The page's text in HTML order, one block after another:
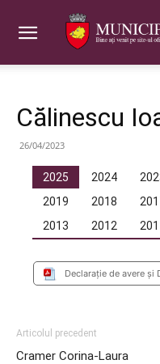
Călinescu
26/04/2023
2025 2024
2019
2018
2013
2012
Declarație de avere și
Articolul precedent
Cramer Corina-Laura